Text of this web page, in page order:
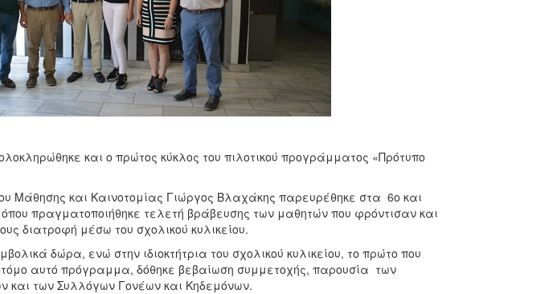
και ο πρώτος κύκλος του πιλοτικού προγράμματος «Πρότυπο
Μάθησης και Καινοτομίας Γιώργος Βλαχάκης παρευρέθηκε στα 6ο και
πραγματοποιήθηκε τελετή βράβευσης των μαθητών που φρόντισαν και
διατροφή μέσω του σχολικού κυλικείου.
δώρα, ενώ στην ιδιοκτήτρια του σχολικού κυλικείου, το πρώτο που
αυτό πρόγραμμα, δόθηκε βεβαίωση συμμετοχής, παρουσία των
και των Συλλόγων Γονέων και Κηδεμόνων.